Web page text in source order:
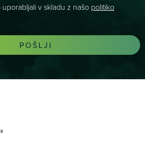
v skladu z našo politiko
POŠLJI